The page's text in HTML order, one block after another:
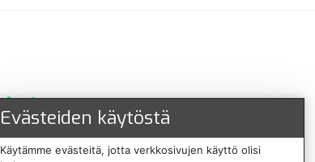
Evästeiden käytöstä
Käytämme evästeitä, jotta verkkosivujen käyttö olisi